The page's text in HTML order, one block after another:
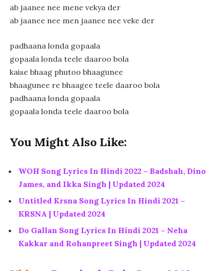
ab jaanee nee mene vekya der
ab jaanee nee men jaanee nee veke der
padhaana londa gopaala
gopaala londa teele daaroo bola
kaise bhaag phutoo bhaagunee
bhaagunee re bhaagee teele daaroo bola
padhaana londa gopaala
gopaala londa teele daaroo bola
You Might Also Like:
WOH Song Lyrics In Hindi 2022 – Badshah, Dino
James, and Ikka Singh | Updated 2024
Untitled Krsna Song Lyrics In Hindi 2021 –
KRSNA | Updated 2024
Do Gallan Song Lyrics In Hindi 2021 – Neha
Kakkar and Rohanpreet Singh | Updated 2024